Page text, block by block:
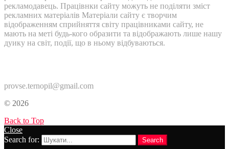
рекламодавець. Працівнки сайту можуть не поділяти зміст
рекламних матеріалів Матеріали сайту є творчим
відображенням сприйняття світу працівниками сайту, не
мають на меті будь-кого образити та відображають лише нашу
дуику на світ, події, що в ньому відбуваються.
provse.ternopil@gmail.com
© 2026
Back to Top
Close
Search for:
Search